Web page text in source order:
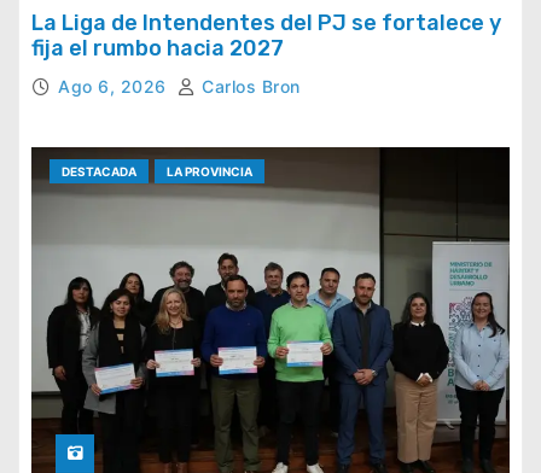
La Liga de Intendentes del PJ se fortalece y
fija el rumbo hacia 2027
Ago 6, 2026 Carlos Bron
DESTACADA LA PROVINCIA